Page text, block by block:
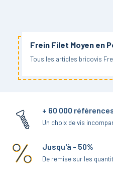
Frein Filet Moyen en
Tous les articles bricovis
+ 60 000
Un choix de vis
Jusqu'à - 50%
De remise sur les